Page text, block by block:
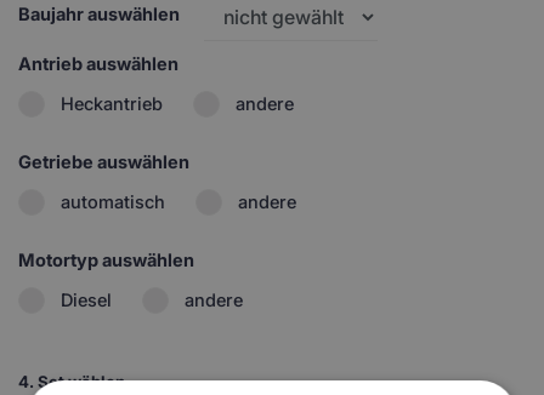
Baujahr auswählen
Antrieb auswählen
Heckantrieb
andere
Getriebe auswählen
automatisch
andere
Motortyp auswählen
Diesel
andere
4. Set wählen